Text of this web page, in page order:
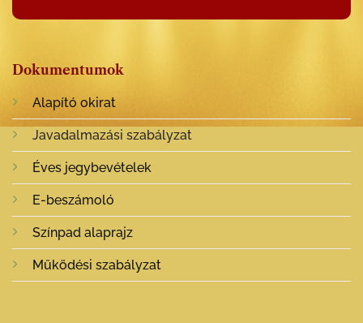
Dokumentumok
Alapító okirat
Javadalmazási szabályzat
Éves jegybevételek
E-beszámoló
Színpad alaprajz
Működési szabályzat